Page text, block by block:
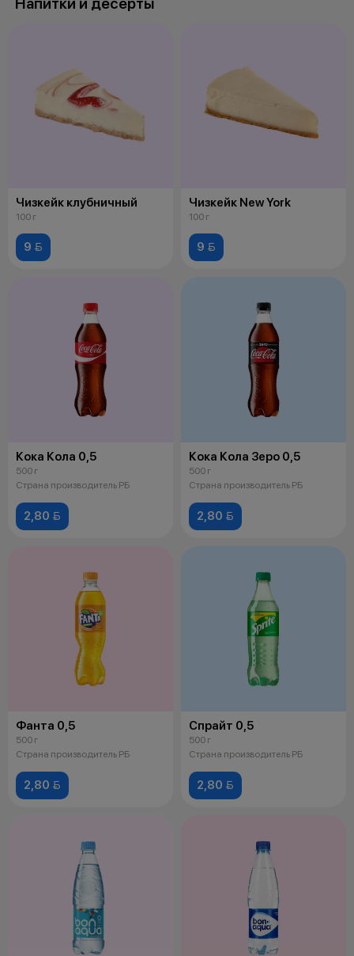
Чизкейк клубничный
100 г
9 
Чизкейк New York
100 г
9 
Кока Кола 0,5
500 г
Страна производитель РБ
2,80 
Кока Кола Зеро 0,5
500 г
Страна производитель РБ
2,80 
Фанта 0,5
500 г
Страна производитель РБ
2,80 
Спрайт 0,5
500 г
Страна производитель РБ
2,80 